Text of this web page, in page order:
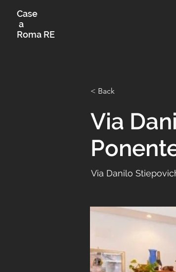
Case
a
Roma RE
< Back
Via
Via Danilo